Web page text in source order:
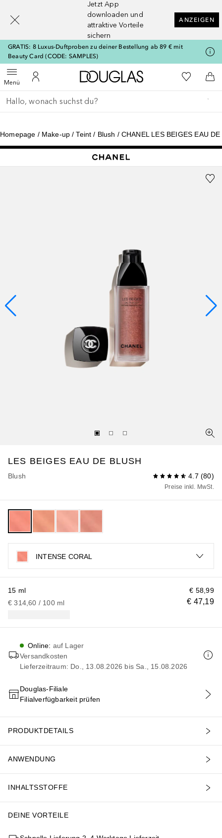
Jetzt App
downloaden und
attraktive Vorteile
sichern
ANZEIGEN
GRATIS: 8 Luxus-Duftproben zu deiner Bestellung ab 89 € mit
Beauty Card (CODE: SAMPLES)
MenüMenü öffnenZu Meinem Kundenkonto
Zur Douglas Startseite
Zu Meiner
Gehe zurück
Suche ausführen
Homepage Make-up Teint Blush CHANEL LES BEIGES EAU
LES BEIGES EAU DE BLUSH
Blush 4.7 (80)
Preise inkl. MwSt.
INTENSE CORAL
€ 58,99
€ 47,19
15 ml
€ 314,60 / 100 ml
Online: auf Lager
Versandkosten
Lieferzeitraum: Do., 13.08.2026 bis Sa., 15.08.2026
IN DEN WARENKORB
Douglas-Filiale
Filialverfügbarkeit prüfen
PRODUKTDETAILS
ANWENDUNG
INHALTSSTOFFE
DEINE VORTEILE
[navigation.slideout.screenreader]